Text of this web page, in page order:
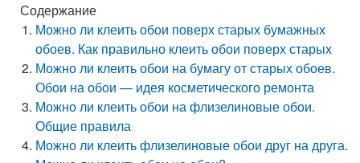
Содержание
Можно ли клеить обои поверх старых бумажных
обоев. Как правильно клеить обои поверх старых
Можно ли клеить обои на бумагу от старых обоев.
Обои на обои — идея косметического ремонта
Можно ли клеить обои на флизелиновые обои.
Общие правила
Можно ли клеить флизелиновые обои друг на друга.